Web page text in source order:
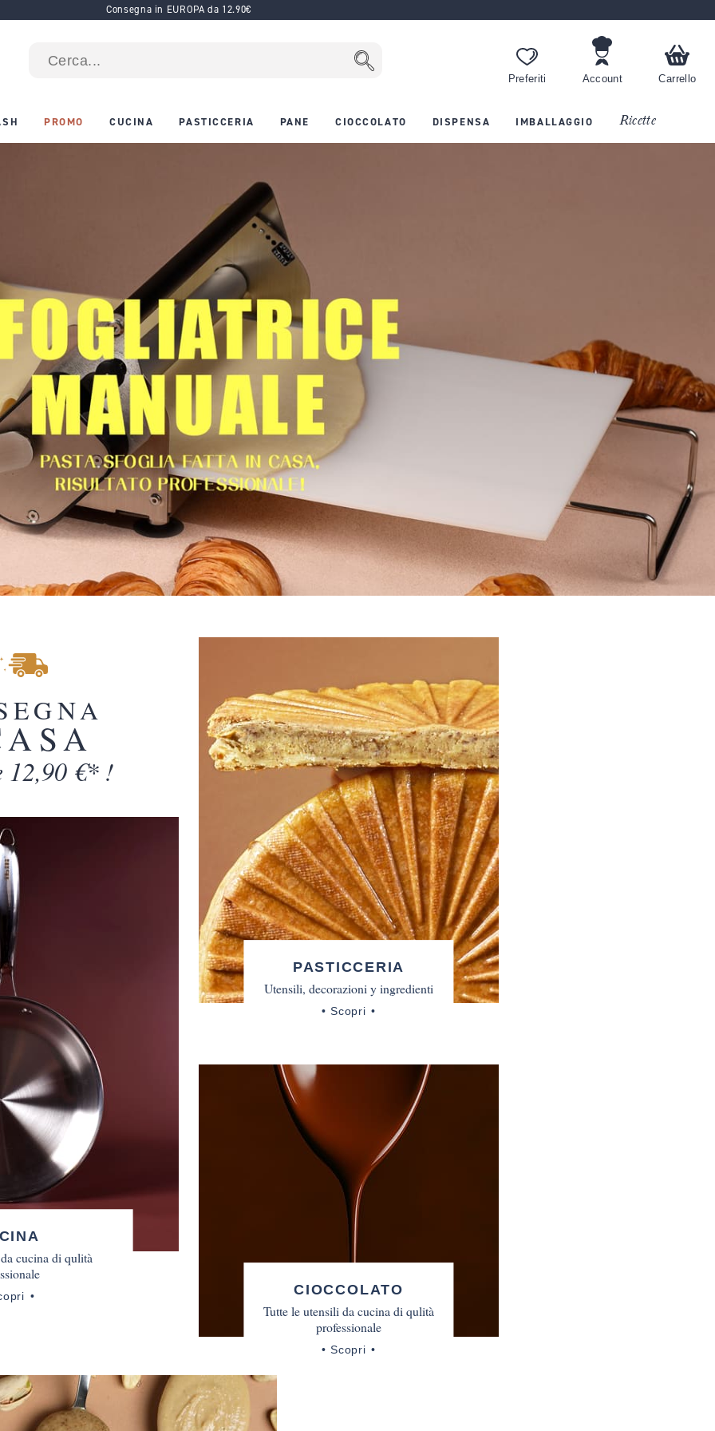
Consegna in EUROPA da 12.90€
Preferiti Account Carrello
PROMO CUCINA PASTICCERIA PANE CIOCCOLATO DISPENSA IMBALLAGGIO Ricette
12,90 €* !
PASTICCERIA
Utensili, decorazioni y ingredienti
Scopri
cucina di qulità
CIOCCOLATO
Tutte le utensili da cucina di qulità
professionale
Scopri